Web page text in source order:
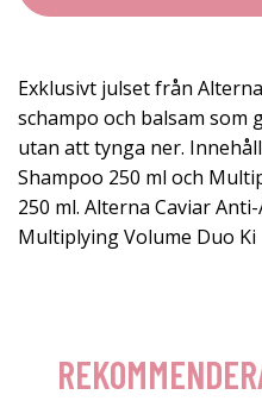
Exklusivt julset från
schampo och balsam som
utan att tynga ner.
Shampoo 250 ml och
250 ml. Alterna Caviar
Multiplying Volume Duo Ki